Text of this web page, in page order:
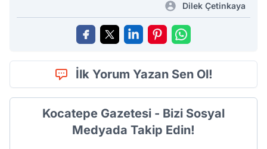
Dilek Çetinkaya
İlk Yorum Yazan Sen Ol!
Kocatepe Gazetesi - Bizi Sosyal
Medyada Takip Edin!